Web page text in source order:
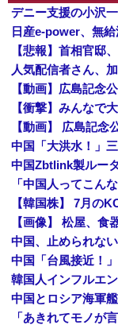
【画像】 松屋、食